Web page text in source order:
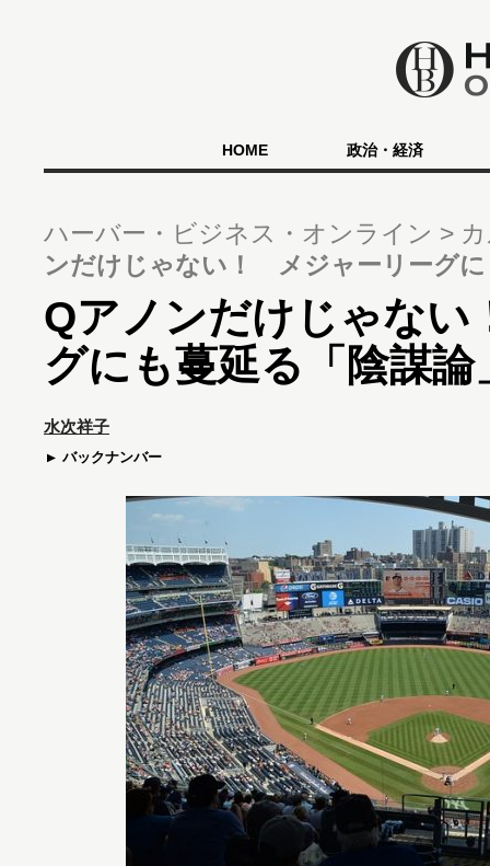
HOME 政治・経済
ハーバー・ビジネス・オンライン
ンだけじゃない！ メジャーリーグに
Qアノンだけじゃな
グにも蔓延る「陰謀論
水次祥子
バックナンバー